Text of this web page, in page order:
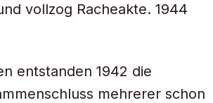
vollzog Racheakte. 1944
entstanden 1942 die
mehrerer schon